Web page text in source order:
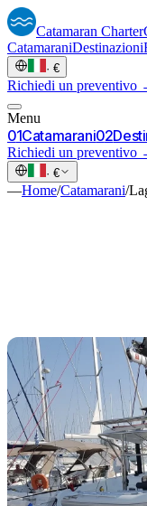
Catamaran Charter
CatamaraniDestinazioni
· €
Richiedi un preventivo
Menu
01Catamarani02
Richiedi un preventivo
· €
—Home/Catamarani/